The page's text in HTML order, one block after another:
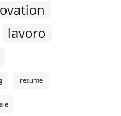
lavoro
resume